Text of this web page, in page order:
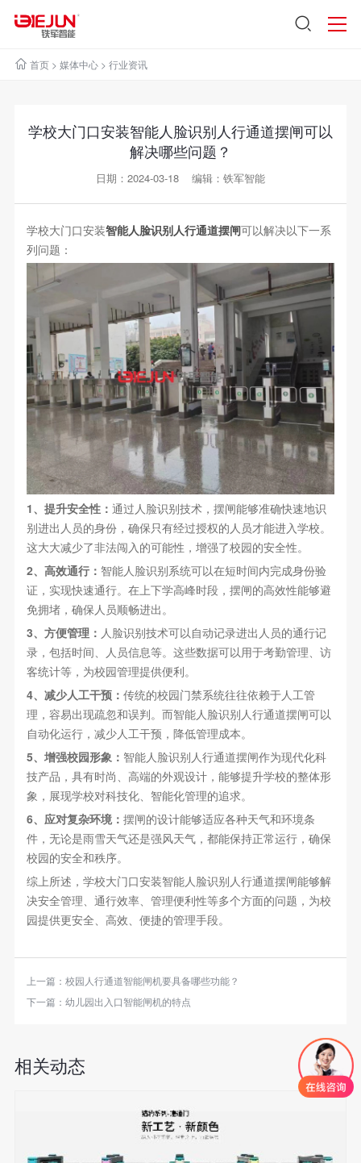
首页> 媒体中心> 行业资讯
学校大门口安装智能人脸识别人行通道摆闸可以
解决哪些问题？
日期：2024-03-18 编辑：铁军智能
学校大门口安装智能人脸识别人行通道摆闸可以解决以下一系
列问题：
1、提升安全性： 通过人脸识别技术，摆闸能够准确快速地识
别进出人员的身份，确保只有经过授权的人员才能进入学校。
这大大减少了非法闯入的可能性，增强了校园的安全性。
2、高效通行： 智能人脸识别系统可以在短时间内完成身份验
证，实现快速通行。在上下学高峰时段，摆闸的高效性能够避
免拥堵，确保人员顺畅进出。
3、方便管理： 人脸识别技术可以自动记录进出人员的通行记
录，包括时间、人员信息等。这些数据可以用于考勤管理、访
客统计等，为校园管理提供便利。
4、减少人工干预： 传统的校园门禁系统往往依赖于人工管
理，容易出现疏忽和误判。而智能人脸识别人行通道摆闸可以
自动化运行，减少人工干预，降低管理成本。
5、增强校园形象： 智能人脸识别人行通道摆闸作为现代化科
技产品，具有时尚、高端的外观设计，能够提升学校的整体形
象，展现学校对科技化、智能化管理的追求。
6、应对复杂环境： 摆闸的设计能够适应各种天气和环境条
件，无论是雨雪天气还是强风天气，都能保持正常运行，确保
校园的安全和秩序。
综上所述，学校大门口安装智能人脸识别人行通道摆闸能够解
决安全管理、通行效率、管理便利性等多个方面的问题，为校
园提供更安全、高效、便捷的管理手段。
上一篇： 校园人行通道智能闸机要具备哪些功能？
下一篇： 幼儿园出入口智能闸机的特点
相关动态